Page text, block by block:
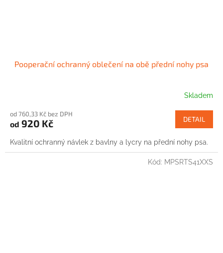
Pooperační ochranný oblečení na obě přední nohy psa
Skladem
od 760,33 Kč bez DPH
od 920 Kč DETAIL
Kvalitní ochranný návlek z bavlny a lycry na přední nohy psa.
Kód: MPSRTS41XXS